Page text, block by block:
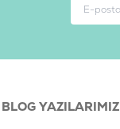
YAZILARIMIZ